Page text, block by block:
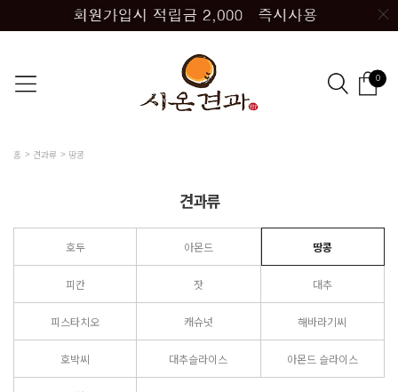
0
홈 견과류 땅콩
견과류
호두 아몬드 땅콩
피칸 잣 대추
피스타치오 캐슈넛 해바라기씨
호박씨 대추슬라이스 아몬드 슬라이스